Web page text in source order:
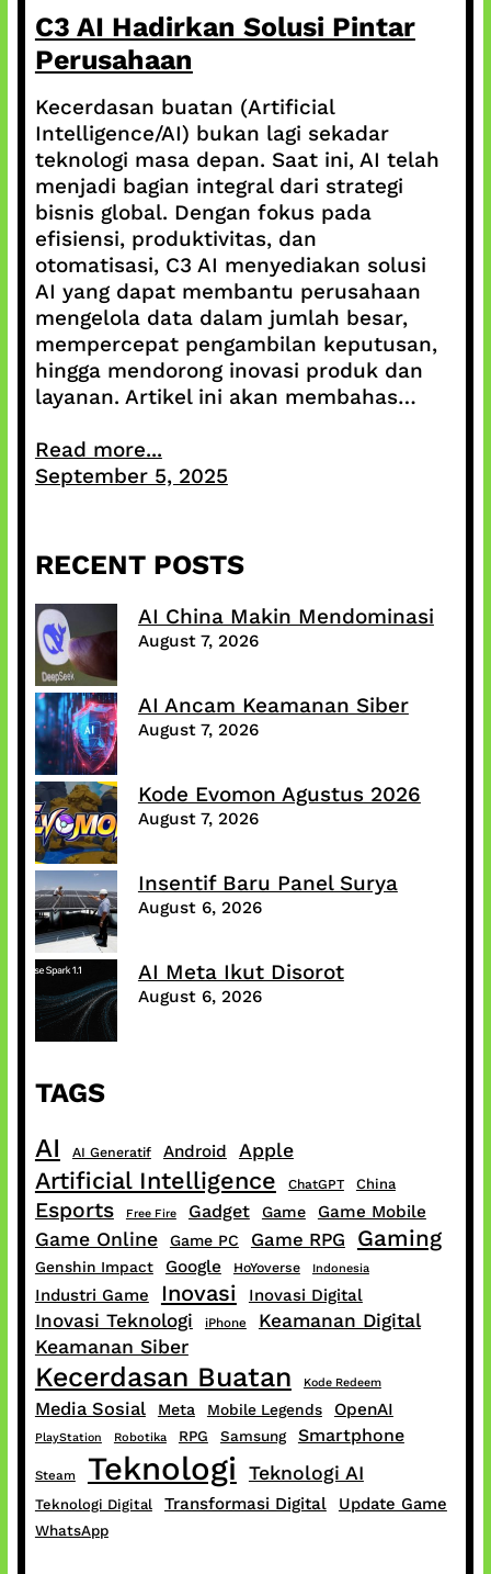
C3 AI Hadirkan Solusi Pintar
Perusahaan
Kecerdasan buatan (Artificial
Intelligence/AI) bukan lagi sekadar
teknologi masa depan. Saat ini, AI telah
menjadi bagian integral dari strategi
bisnis global. Dengan fokus pada
efisiensi, produktivitas, dan
otomatisasi, C3 AI menyediakan solusi
AI yang dapat membantu perusahaan
mengelola data dalam jumlah besar,
mempercepat pengambilan keputusan,
hingga mendorong inovasi produk dan
layanan. Artikel ini akan membahas…
Read more...
September 5, 2025
RECENT POSTS
AI China Makin Mendominasi
August 7, 2026
AI Ancam Keamanan Siber
August 7, 2026
Kode Evomon Agustus 2026
August 7, 2026
Insentif Baru Panel Surya
August 6, 2026
AI Meta Ikut Disorot
August 6, 2026
TAGS
AI AI Generatif Android Apple
Artificial Intelligence ChatGPT China
Esports Free Fire Gadget Game Game Mobile
Game Online Game PC Game RPG Gaming
Genshin Impact Google HoYoverse Indonesia
Industri Game Inovasi Inovasi Digital
Inovasi Teknologi iPhone
Keamanan Digital
Keamanan Siber
Kecerdasan Buatan Kode Redeem
Media Sosial Meta Mobile Legends OpenAI
PlayStation Robotika RPG Samsung Smartphone
Steam Teknologi Teknologi AI
Teknologi Digital Transformasi Digital Update Game
WhatsApp